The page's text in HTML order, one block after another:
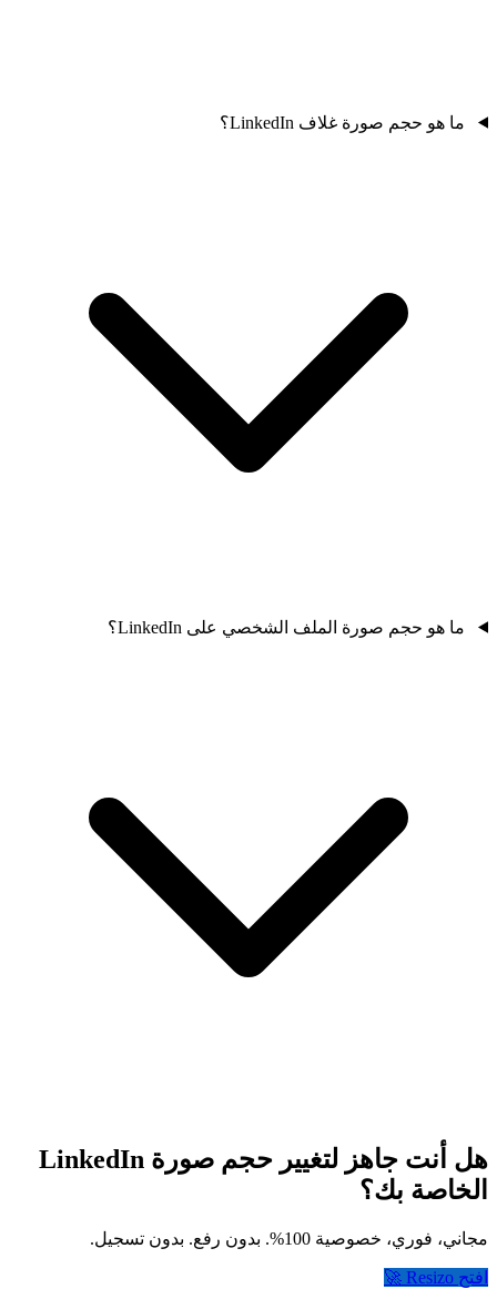
ما هو حجم صورة غلاف LinkedIn؟
ما هو حجم صورة الملف الشخصي على LinkedIn؟
هل أنت جاهز لتغيير حجم صورة LinkedIn
الخاصة بك؟
مجاني، فوري، خصوصية 100%. بدون رفع. بدون تسجيل.
افتح Resizo 🚀